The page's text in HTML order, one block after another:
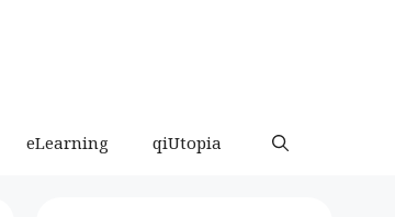
eLearning qiUtopia